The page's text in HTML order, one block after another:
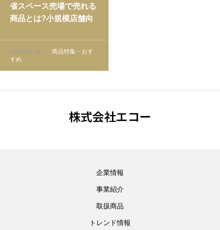
省スペース売場で売れる
商品とは?小規模店舗向
戦略
2026.06.24
商品特集・おす
すめ
株式会社エコー
企業情報
事業紹介
取扱商品
トレンド情報